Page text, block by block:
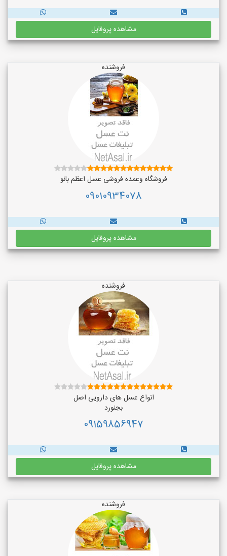
مشاهده پروفایل
فروشنده
فروشگاه وعمده فروشی عسل اعظم بانو
09010934078
مشاهده پروفایل
فروشنده
انواع عسل های دارویی اصل
بجنورد
09159856947
مشاهده پروفایل
فروشنده